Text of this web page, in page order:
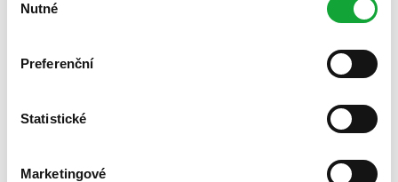
souhlasu
Nutné
Preferenční
Statistické
Marketingové